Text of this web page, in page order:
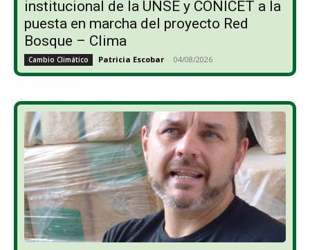
institucional de la UNSE y CONICET a la
puesta en marcha del proyecto Red
Bosque – Clima
Cambio Climático Patricia Escobar - 04/08/2026